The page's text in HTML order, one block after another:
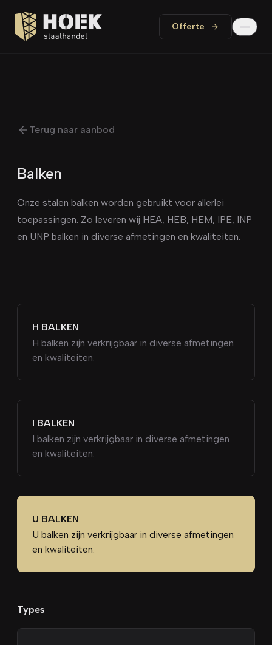
Offerte
Terug naar aanbod
Balken
Onze stalen balken worden gebruikt voor allerlei
toepassingen. Zo leveren wij HEA, HEB, HEM, IPE, INP
en UNP balken in diverse afmetingen en kwaliteiten.
H BALKEN
H balken zijn verkrijgbaar in diverse afmetingen
en kwaliteiten.
I BALKEN
I balken zijn verkrijgbaar in diverse afmetingen
en kwaliteiten.
U BALKEN
U balken zijn verkrijgbaar in diverse afmetingen
en kwaliteiten.
Types